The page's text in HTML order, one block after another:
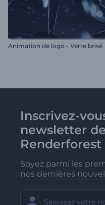
Animation de logo - Verre brisé
Inscrivez-
newsletter de
Renderforest
Soyez parmi les
nos dernières